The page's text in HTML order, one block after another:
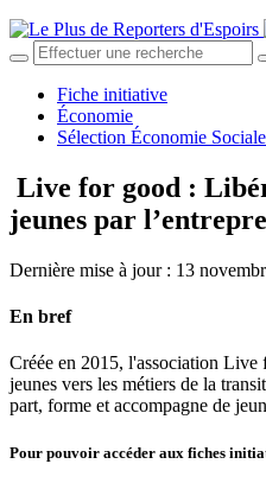
Fiche initiative
Économie
Sélection Économie
Live for good :
jeunes par
Dernière mise à jour : 13
En bref
Créée en 2015, l'association
jeunes vers les métiers de la
part, forme et accompagne de
Pour pouvoir accéder aux fiches